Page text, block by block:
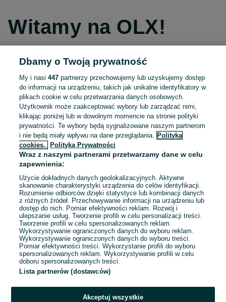
Witamy na OLX!
Kontynuuj przez Facebooka
Kontynuuj przez konto Apple
Kontynuuj przez konto Google
LUB
E-mail
Hasło
Dbamy o Twoją prywatność
My i nasi447 partnerzy przechowujemy lub uzyskujemy dostęp
do informacji na urządzeniu, takich jak unikalne identyfikatory w
plikach cookie w celu przetwarzania danych osobowych.
Użytkownik może zaakceptować wybory lub zarządzać nimi,
klikając poniżej lub w dowolnym momencie na stronie polityki
prywatności. Te wybory będą sygnalizowane naszym partnerom
i nie będą miały wpływu na dane przeglądania.
Polityka
cookies,
Polityka Prywatności
Wraz z naszymi partnerami przetwarzamy dane w celu
zapewnienia:
Użycie dokładnych danych geolokalizacyjnych. Aktywne
skanowanie charakterystyki urządzenia do celów identyfikacji.
Rozumienie odbiorców dzięki statystyce lub kombinacji danych
z różnych źródeł. Przechowywanie informacji na urządzeniu lub
dostęp do nich. Pomiar efektywności reklam. Rozwój i
ulepszanie usług. Tworzenie profili w celu personalizacji treści.
Tworzenie profili w celu spersonalizowanych reklam.
Wykorzystywanie ograniczonych danych do wyboru reklam.
Wykorzystywanie ograniczonych danych do wyboru treści.
Pomiar efektywności treści. Wykorzystanie profili do wyboru
spersonalizowanych reklam. Wykorzystywanie profili w celu
doboru spersonalizowanych treści.
Lista partnerów (dostawców)
Akceptuj wszystkie